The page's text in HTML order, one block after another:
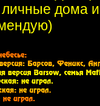
дома